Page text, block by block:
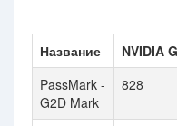
Название NVIDIA
PassMark -
G2D Mark
828